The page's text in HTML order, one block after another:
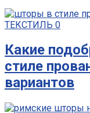
ТЕКСТИЛЬ 0
Какие
стиле
вариантов